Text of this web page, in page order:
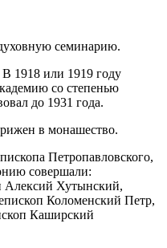
семинарию.
В 1918 или 1919 году
со степенью
до 1931 года.
в монашество.
Петропавловского,
совершали:
Алексий Хутынский,
Коломенский Петр,
Каширский